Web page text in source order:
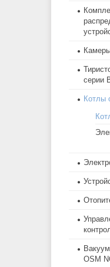
серии
Котлы
OSM